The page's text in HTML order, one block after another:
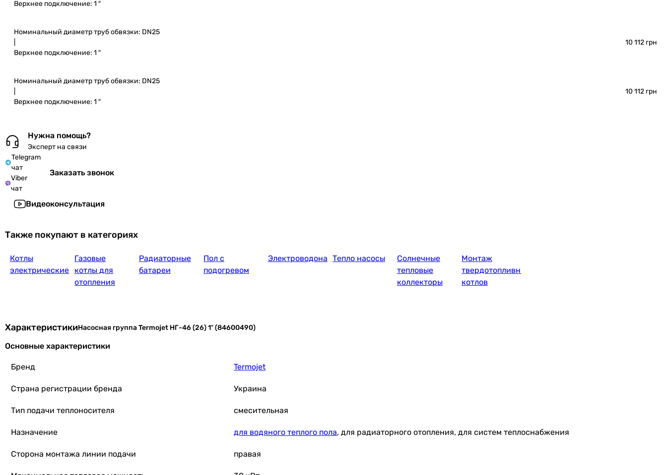
Верхнее подключение: 1 ″
Номинальный диаметр труб обвязки: DN25
Верхнее подключение: 1 ″
10 112 грн
Номинальный диаметр труб обвязки: DN25
Верхнее подключение: 1 ″
10 112 грн
Нужна помощь?
Эксперт на связи
Telegram
чат
Viber
чат
Заказать звонок
Видеоконсультация
Также покупают в категориях
Котлы
электрические
Газовые
котлы для
отопления
Радиаторные
батареи
Пол с
подогревом
Электроводонагреватели
Тепло насосы
Солнечные
тепловые
коллекторы
Монтаж
твердотопливных
котлов
ХарактеристикиНасосная группа Termojet НГ-46 (26) 1″ (84600490)
Основные характеристики
Бренд Termojet
Страна регистрации бренда Украина
Тип подачи теплоносителя смесительная
Назначение для водяного теплого пола, для радиаторного отопления, для систем теплоснабжения
Сторона монтажа линии подачи правая